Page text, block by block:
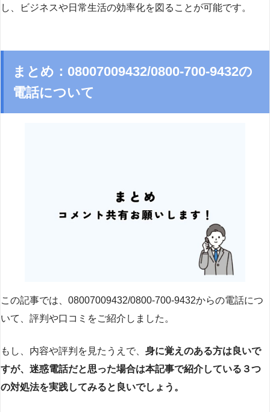
し、ビジネスや日常生活の効率化を図ることが可能です。
まとめ：08007009432/0800-700-9432の
電話について
この記事では、08007009432/0800-700-9432からの電話につ
いて、評判や口コミをご紹介しました。
もし、内容や評判を見たうえで、 身に覚えのある方は良いで
すが、迷惑電話だと思った場合は本記事で紹介している３つ
の対処法を実践してみると良いでしょう。